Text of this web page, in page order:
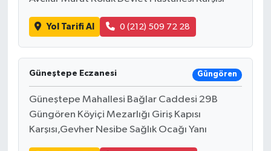
Yol Tarifi Al 0 (212) 509 72 28
Güneştepe Eczanesi Güngören
Güneştepe Mahallesi Bağlar Caddesi 29B
Güngören Köyiçi Mezarlığı Giriş Kapısı
Karşısı,Gevher Nesibe Sağlık Ocağı Yanı